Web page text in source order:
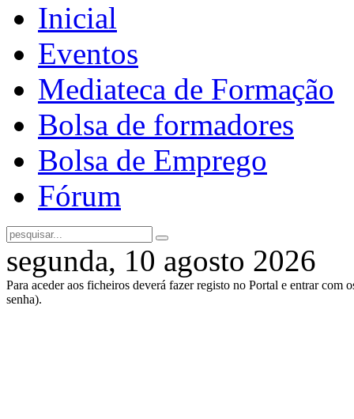
Inicial
Eventos
Mediateca de Formação
Bolsa de formadores
Bolsa de Emprego
Fórum
segunda, 10 agosto 2026
Para aceder aos ficheiros deverá fazer registo no Portal e entrar com
senha).